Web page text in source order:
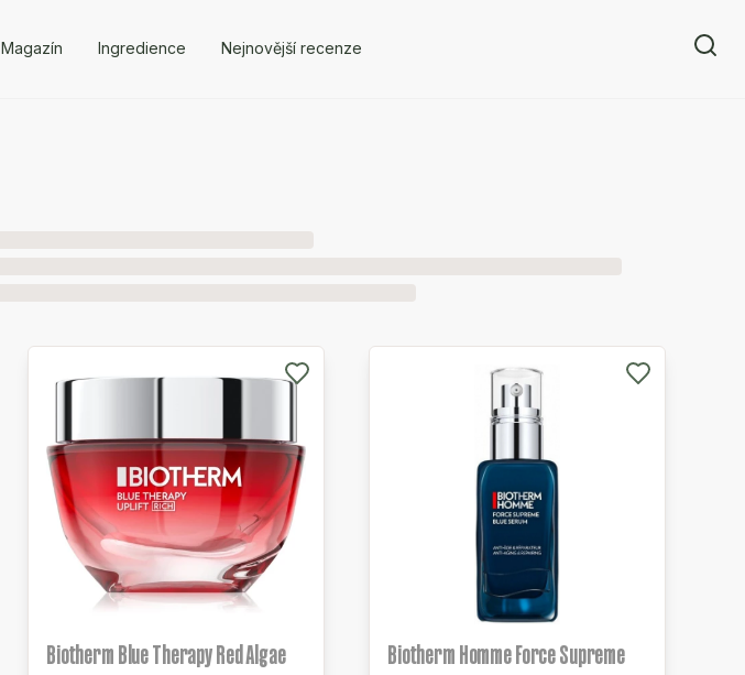
Magazín Ingredience Nejnovější recenze
Biotherm Blue Therapy Red Algae
Biotherm Homme Force Supreme